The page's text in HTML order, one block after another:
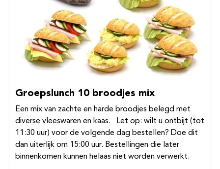
Groepslunch 10 broodjes mix
Een mix van zachte en harde broodjes belegd met
diverse vleeswaren en kaas. Let op: wilt u ontbijt (tot
11:30 uur) voor de volgende dag bestellen? Doe dit
dan uiterlijk om 15:00 uur. Bestellingen die later
binnenkomen kunnen helaas niet worden verwerkt.